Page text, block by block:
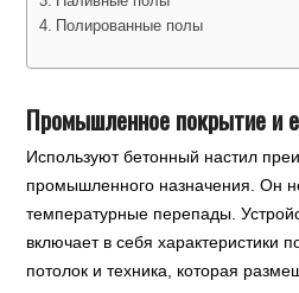
Полированные полы
Промышленное покрытие и
Используют бетонный настил
промышленного назначения. Он
температурные перепады.
включает в себя характеристики
потолок и техника, которая